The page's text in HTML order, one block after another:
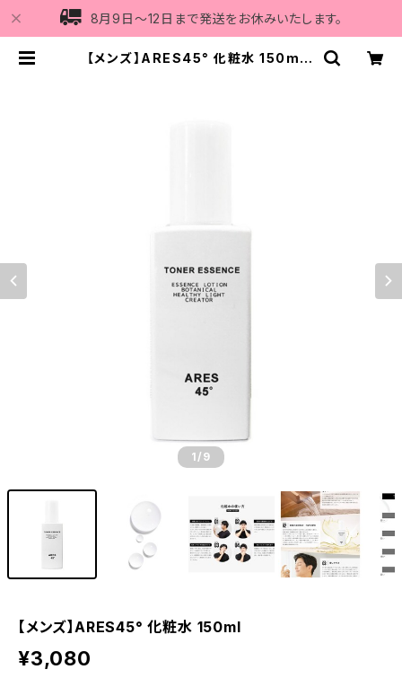
8月9日〜12日まで発送をお休みいたします。
【メンズ】ARES45° 化粧水 150ml |
1 /9
【メンズ】ARES45° 化粧水 150ml
¥3,080